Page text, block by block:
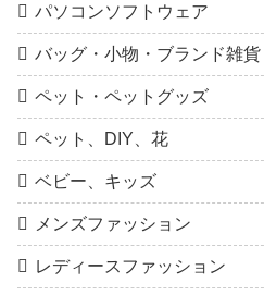
パソコンソフトウェア
バッグ・小物・ブランド雑貨
ペット・ペットグッズ
ペット、DIY、花
ベビー、キッズ
メンズファッション
レディースファッション